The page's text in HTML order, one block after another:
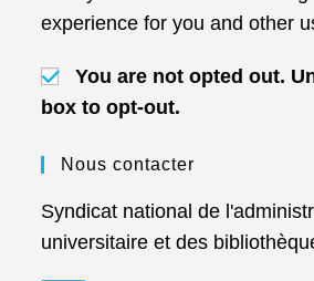
experience for you and other
You are not opted out.
box to opt-out.
Nous contacter
Syndicat national de
universitaire et des